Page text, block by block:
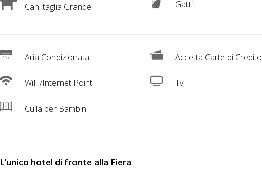
Cani taglia Grande Gatti
Aria Condizionata Accetta Carte di Credito
WiFi/Internet Point Tv
Culla per Bambini
L’unico hotel di fronte alla Fiera.